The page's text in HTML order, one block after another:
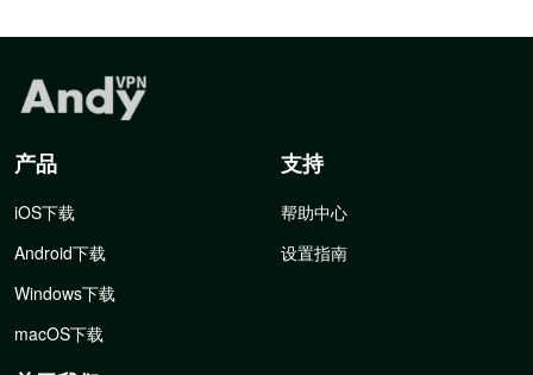
产品
iOS下载
Android下载
Windows下载
macOS下载
支持
帮助中心
设置指南